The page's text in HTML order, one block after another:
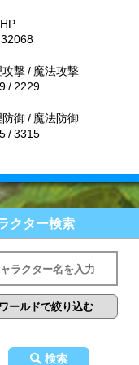
撃 / 魔法攻撃
/ 2229
御 / 魔法防御
/ 3315
クター検索
検索